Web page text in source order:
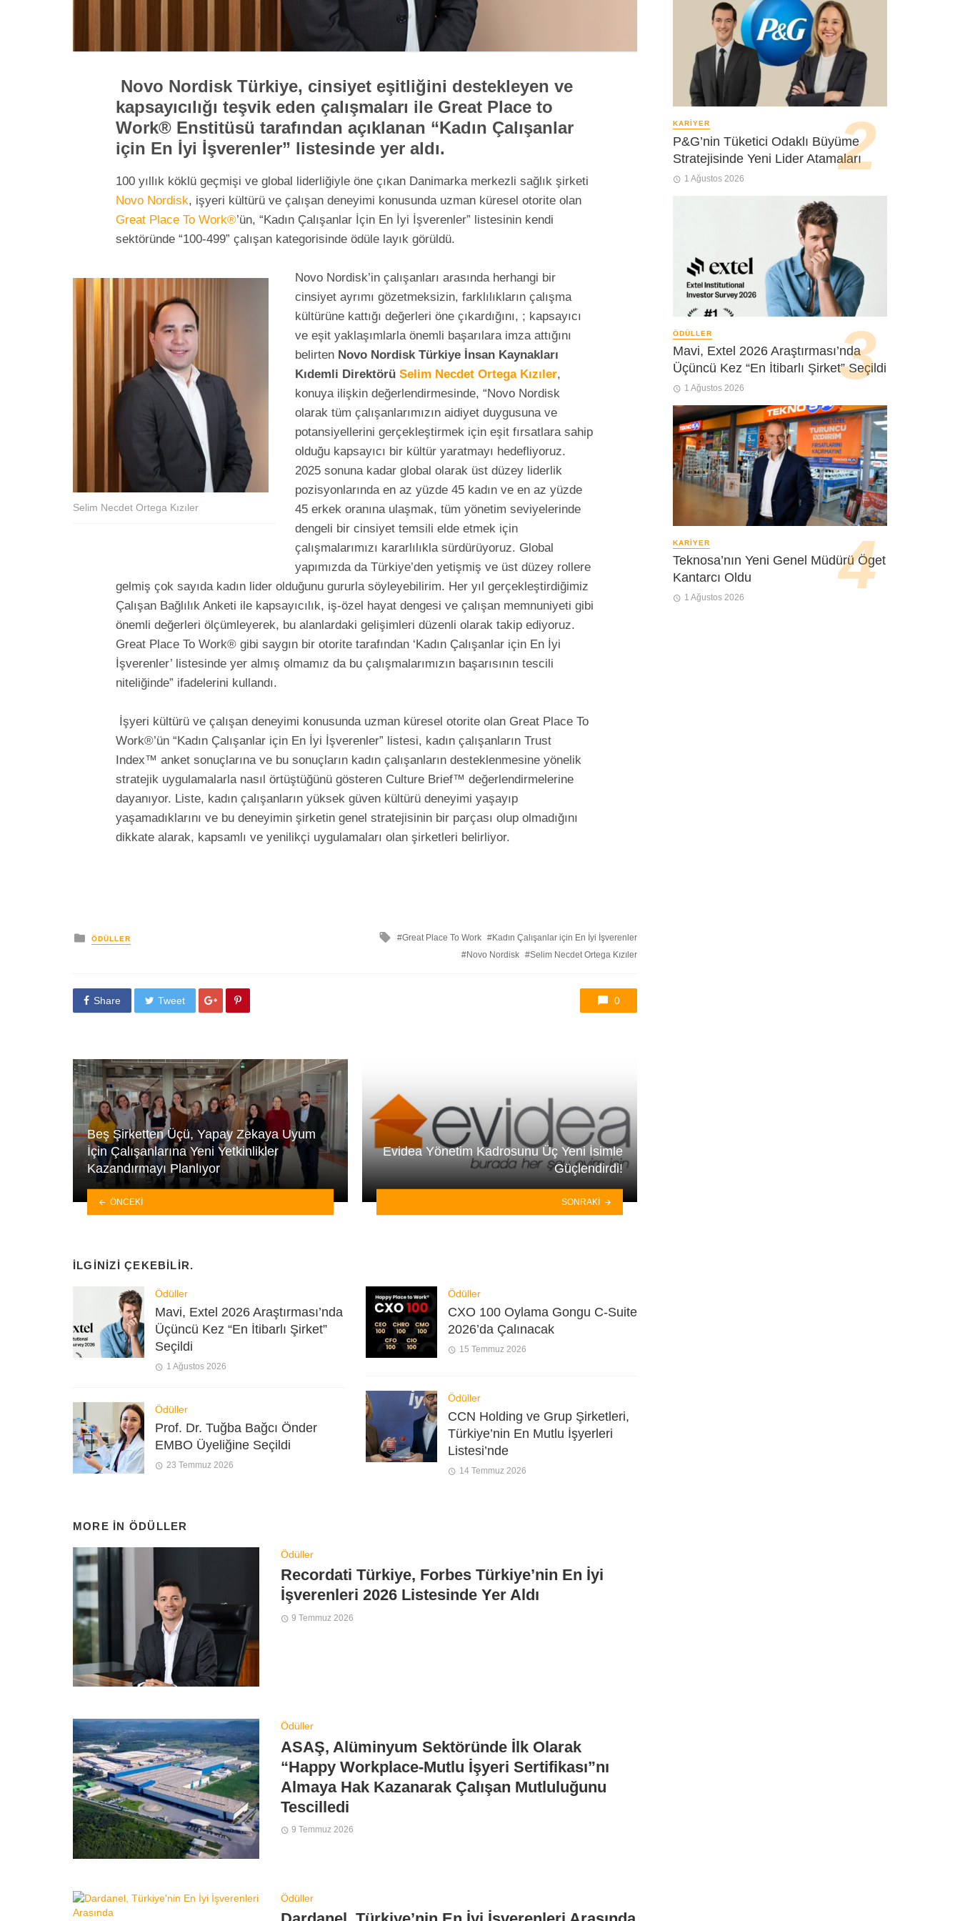
Novo Nordisk Türkiye, cinsiyet eşitliğini destekleyen ve
kapsayıcılığı teşvik eden çalışmaları ile Great Place to
Work® Enstitüsü tarafından açıklanan “Kadın Çalışanlar
için En İyi İşverenler” listesinde yer aldı.
100 yıllık köklü geçmişi ve global liderliğiyle öne çıkan Danimarka merkezli sağlık şirketi
Novo Nordisk, işyeri kültürü ve çalışan deneyimi konusunda uzman küresel otorite olan
Great Place To Work®’ün, “Kadın Çalışanlar İçin En İyi İşverenler” listesinin kendi
sektöründe “100-499” çalışan kategorisinde ödüle layık görüldü.
Selim Necdet Ortega Kızıler
Novo Nordisk’in çalışanları arasında herhangi bir
cinsiyet ayrımı gözetmeksizin, farklılıkların çalışma
kültürüne kattığı değerleri öne çıkardığını, ; kapsayıcı
ve eşit yaklaşımlarla önemli başarılara imza attığını
belirten Novo Nordisk Türkiye İnsan Kaynakları
Kıdemli DirektörüSelim Necdet Ortega Kızıler,
konuya ilişkin değerlendirmesinde, “Novo Nordisk
olarak tüm çalışanlarımızın aidiyet duygusuna ve
potansiyellerini gerçekleştirmek için eşit fırsatlara sahip
olduğu kapsayıcı bir kültür yaratmayı hedefliyoruz.
2025 sonuna kadar global olarak üst düzey liderlik
pozisyonlarında en az yüzde 45 kadın ve en az yüzde
45 erkek oranına ulaşmak, tüm yönetim seviyelerinde
dengeli bir cinsiyet temsili elde etmek için
çalışmalarımızı kararlılıkla sürdürüyoruz. Global
yapımızda da Türkiye’den yetişmiş ve üst düzey rollere
gelmiş çok sayıda kadın lider olduğunu gururla söyleyebilirim. Her yıl gerçekleştirdiğimiz
Çalışan Bağlılık Anketi ile kapsayıcılık, iş-özel hayat dengesi ve çalışan memnuniyeti gibi
önemli değerleri ölçümleyerek, bu alanlardaki gelişimleri düzenli olarak takip ediyoruz.
Great Place To Work® gibi saygın bir otorite tarafından ‘Kadın Çalışanlar için En İyi
İşverenler’ listesinde yer almış olmamız da bu çalışmalarımızın başarısının tescili
niteliğinde” ifadelerini kullandı.
İşyeri kültürü ve çalışan deneyimi konusunda uzman küresel otorite olan Great Place To
Work®’ün “Kadın Çalışanlar için En İyi İşverenler” listesi, kadın çalışanların Trust
Index™ anket sonuçlarına ve bu sonuçların kadın çalışanların desteklenmesine yönelik
stratejik uygulamalarla nasıl örtüştüğünü gösteren Culture Brief™ değerlendirmelerine
dayanıyor. Liste, kadın çalışanların yüksek güven kültürü deneyimi yaşayıp
yaşamadıklarını ve bu deneyimin şirketin genel stratejisinin bir parçası olup olmadığını
dikkate alarak, kapsamlı ve yenilikçi uygulamaları olan şirketleri belirliyor.
yayınlanan
ÖDÜLLER
ileGreat Place To Work
Kadın Çalışanlar için En İyi İşverenler
Novo Nordisk
Selim Necdet Ortega Kızıler
Share Tweet 0
Beş Şirketten Üçü, Yapay Zekaya Uyum
İçin Çalışanlarına Yeni Yetkinlikler
Kazandırmayı Planlıyor
ÖNCEKI
Evidea Yönetim Kadrosunu Üç Yeni İsimle
Güçlendirdi!
SONRAKI
İLGINIZI ÇEKEBILIR.
Ödüller
Mavi, Extel 2026 Araştırması’nda
Üçüncü Kez “En İtibarlı Şirket”
Seçildi
1 Ağustos 2026
Ödüller
Prof. Dr. Tuğba Bağcı Önder
EMBO Üyeliğine Seçildi
23 Temmuz 2026
Ödüller
CXO 100 Oylama Gongu C-Suite
2026’da Çalınacak
15 Temmuz 2026
Ödüller
CCN Holding ve Grup Şirketleri,
Türkiye’nin En Mutlu İşyerleri
Listesi’nde
14 Temmuz 2026
MORE IN ÖDÜLLER
Ödüller
Recordati Türkiye, Forbes Türkiye’nin En İyi
İşverenleri 2026 Listesinde Yer Aldı
9 Temmuz 2026
Ödüller
ASAŞ, Alüminyum Sektöründe İlk Olarak
“Happy Workplace-Mutlu İşyeri Sertifikası”nı
Almaya Hak Kazanarak Çalışan Mutluluğunu
Tescilledi
9 Temmuz 2026
Ödüller
KARIYER
P&G’nin Tüketici Odaklı Büyüme
Stratejisinde Yeni Lider Atamaları
1 Ağustos 2026
ÖDÜLLER
Mavi, Extel 2026 Araştırması’nda
Üçüncü Kez “En İtibarlı Şirket” Seçildi
1 Ağustos 2026
KARIYER
Teknosa’nın Yeni Genel Müdürü Öget
Kantarcı Oldu
1 Ağustos 2026